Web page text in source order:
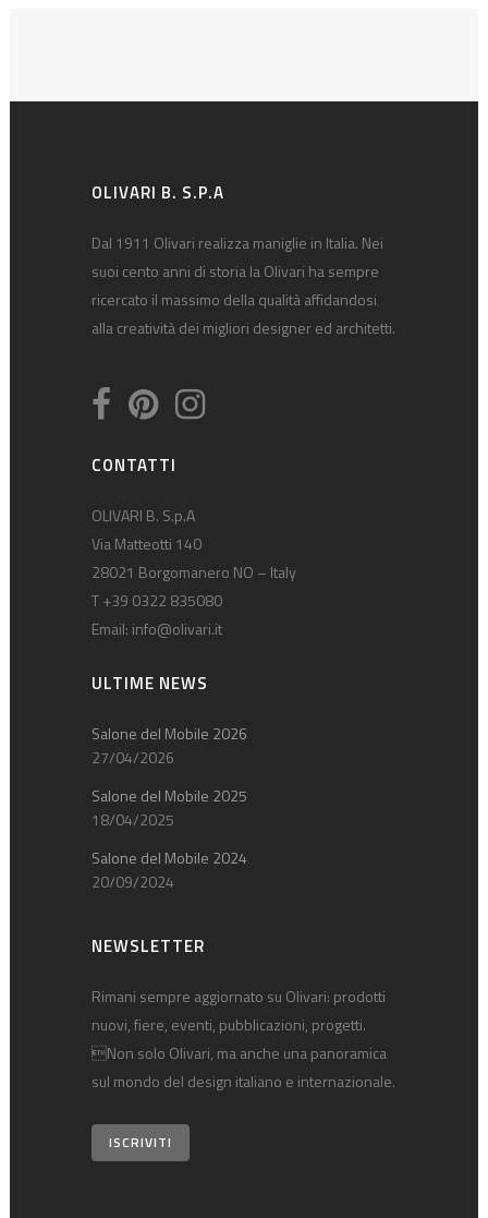
OLIVARI B. S.P.A
Dal 1911 Olivari realizza maniglie in Italia. Nei
suoi cento anni di storia la Olivari ha sempre
ricercato il massimo della qualità affidandosi
alla creatività dei migliori designer ed architetti.
CONTATTI
OLIVARI B. S.p.A
Via Matteotti 140
28021 Borgomanero NO – Italy
T +39 0322 835080
Email: info@olivari.it
ULTIME NEWS
Salone del Mobile 2026
27/04/2026
Salone del Mobile 2025
18/04/2025
Salone del Mobile 2024
20/09/2024
NEWSLETTER
Rimani sempre aggiornato su Olivari: prodotti
nuovi, fiere, eventi, pubblicazioni, progetti.
Non solo Olivari, ma anche una panoramica
sul mondo del design italiano e internazionale.
ISCRIVITI